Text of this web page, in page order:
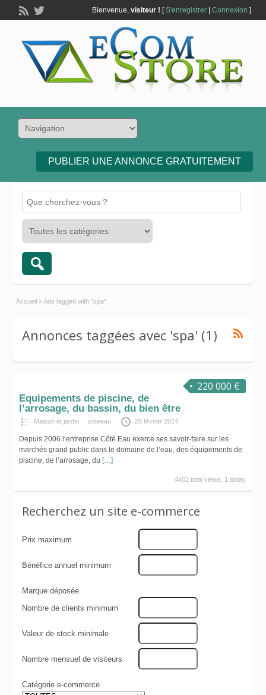
Bienvenue, visiteur ! [S'enregistrer| Connexion ]
PUBLIER UNE ANNONCE GRATUITEMENT
Accueil » Ads tagged with "spa"
Annonces taggées avec 'spa' (1)
220 000 €
Equipements de piscine, de
l’arrosage, du bassin, du bien être
Maison et jardin coteeau 26 février 2014
Depuis 2006 l’entreprise Côté Eau exerce ses savoir-faire sur les
marchés grand public dans le domaine de l’eau, des équipements de
piscine, de l’arrosage, du […]
4402 total views, 1 today
Recherchez un site e-commerce
Prix maximum
Bénéfice annuel minimum
Marque déposée
Nombre de clients minimum
Valeur de stock minimale
Nombre mensuel de visiteurs
Catégorie e-commerce